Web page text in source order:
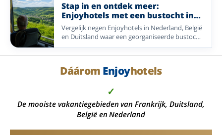
Nederland, Duitsland en België.
Stap in en ontdek meer:
Enjoyhotels met een bustocht in
het arrangement
Vergelijk negen Enjoyhotels in Nederland, België
en Duitsland waar een georganiseerde bustocht
onderdeel is van het 5-daags alles-inclusief-
arrangement.
Dáárom Enjoyhotels
✓
De mooiste vakantiegebieden van Frankrijk, Duitsland,
België en Nederland